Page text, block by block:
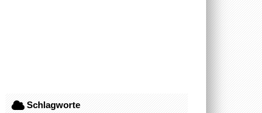
Schlagworte